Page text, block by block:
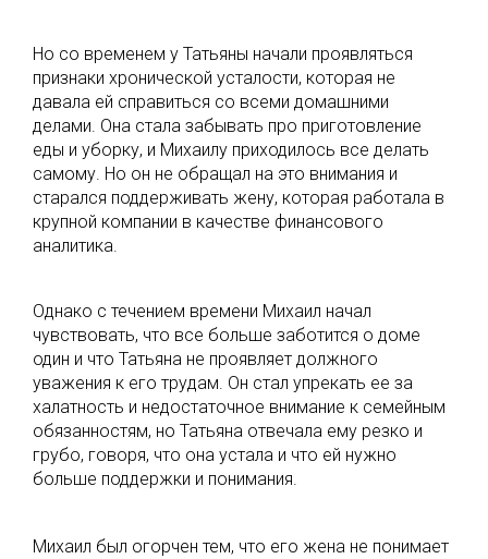
Но со временем у Татьяны начали проявляться
признаки хронической усталости, которая не
давала ей справиться со всеми домашними
делами. Она стала забывать про приготовление
еды и уборку, и Михаилу приходилось все делать
самому. Но он не обращал на это внимания и
старался поддерживать жену, которая работала в
крупной компании в качестве финансового
аналитика.
Однако с течением времени Михаил начал
чувствовать, что все больше заботится о доме
один и что Татьяна не проявляет должного
уважения к его трудам. Он стал упрекать ее за
халатность и недостаточное внимание к семейным
обязанностям, но Татьяна отвечала ему резко и
грубо, говоря, что она устала и что ей нужно
больше поддержки и понимания.
Михаил был огорчен тем, что его жена не понимает